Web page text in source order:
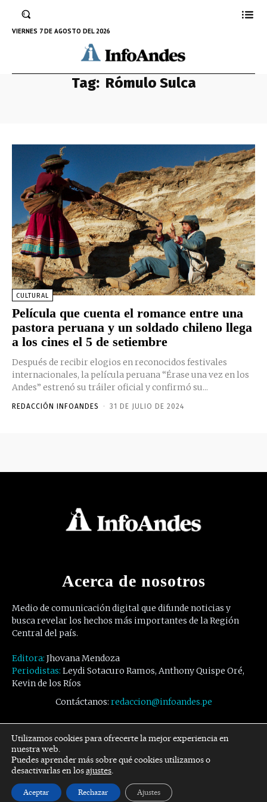
VIERNES 7 DE AGOSTO DEL 2026
Tag: Rómulo Sulca
CULTURAL
Película que cuenta el romance entre una
pastora peruana y un soldado chileno llega
a los cines el 5 de setiembre
Después de recibir elogios en reconocidos festivales
internacionales, la película peruana “Érase una vez en los
Andes” estrenó su tráiler oficial y confirmó su...
REDACCIÓN INFOANDES - 31 DE JULIO DE 2024
Acerca de nosotros
Medio de comunicación digital que difunde noticias y
busca revelar los hechos más importantes de la Región
Central del país.
Editora: Jhovana Mendoza
Periodistas: Leydi Sotacuro Ramos, Anthony Quispe Oré,
Kevin de los Ríos
Contáctanos: redaccion@infoandes.pe
Síguenos
Facebook Twitter Youtube
Utilizamos cookies para ofrecerte la mejor experiencia en
nuestra web.
Puedes aprender más sobre qué cookies utilizamos o
desactivarlas en losajustes.
Aceptar Rechazar Ajustes